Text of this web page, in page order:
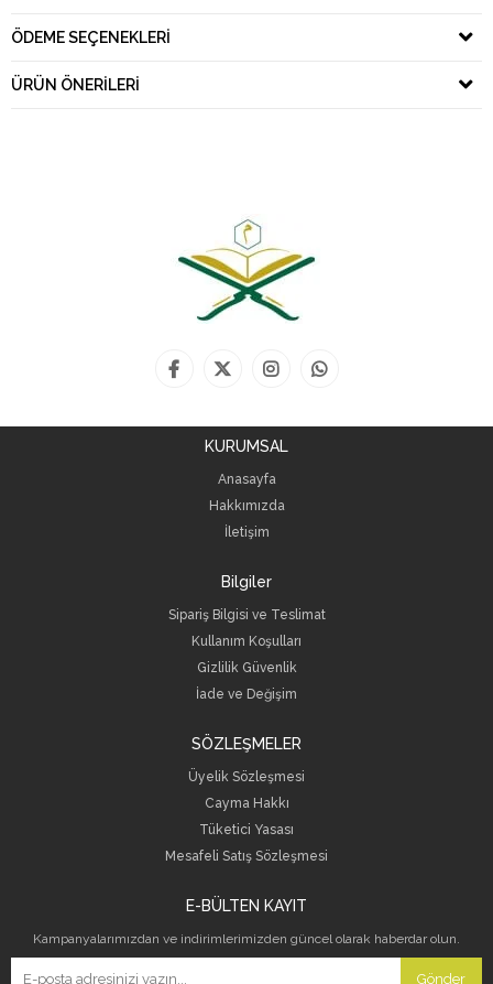
ÖDEME SEÇENEKLERI
ÜRÜN ÖNERILERI
KURUMSAL
Anasayfa
Hakkımızda
İletişim
Bilgiler
Sipariş Bilgisi ve Teslimat
Kullanım Koşulları
Gizlilik Güvenlik
İade ve Değişim
SÖZLEŞMELER
Üyelik Sözleşmesi
Cayma Hakkı
Tüketici Yasası
Mesafeli Satış Sözleşmesi
E-BÜLTEN KAYIT
Kampanyalarımızdan ve indirimlerimizden güncel olarak haberdar olun.
Gönder